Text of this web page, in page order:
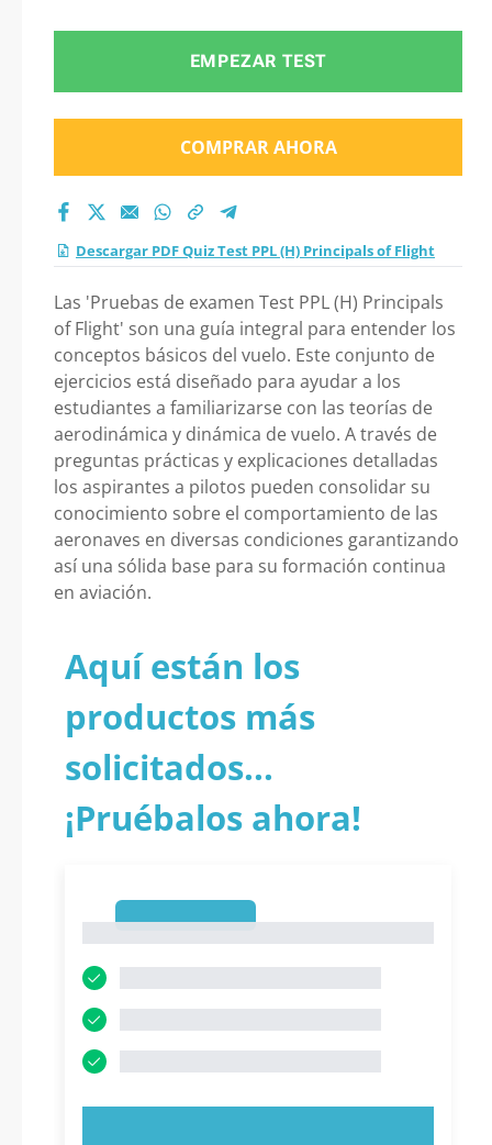
EMPEZAR TEST
COMPRAR AHORA
Descargar PDF Quiz Test PPL (H) Principals of Flight
Las 'Pruebas de examen Test PPL (H) Principals
of Flight' son una guía integral para entender los
conceptos básicos del vuelo. Este conjunto de
ejercicios está diseñado para ayudar a los
estudiantes a familiarizarse con las teorías de
aerodinámica y dinámica de vuelo. A través de
preguntas prácticas y explicaciones detalladas
los aspirantes a pilotos pueden consolidar su
conocimiento sobre el comportamiento de las
aeronaves en diversas condiciones garantizando
así una sólida base para su formación continua
en aviación.
Aquí están los
productos más
solicitados...
¡Pruébalos ahora!